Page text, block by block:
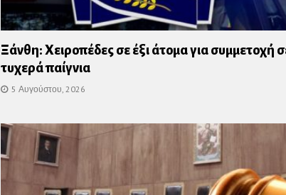
Ξάνθη: Χειροπέδες σε έξι άτομα για συμμετοχή
τυχερά παίγνια
5 Αυγούστου, 2026